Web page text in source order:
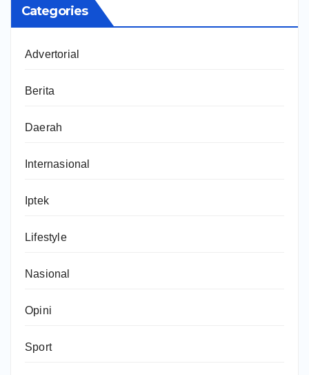
Categories
Advertorial
Berita
Daerah
Internasional
Iptek
Lifestyle
Nasional
Opini
Sport